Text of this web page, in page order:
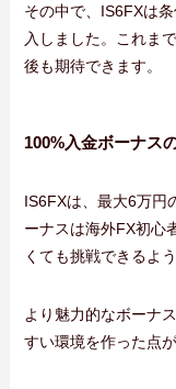
その中で、IS6FXは
入しました。これま
後も期待できます。
100%入金ボーナス
IS6FXは、最大6万円
ーナスは海外FX初心
くても挑戦できるよ
より魅力的なボーナ
すい環境を作った点